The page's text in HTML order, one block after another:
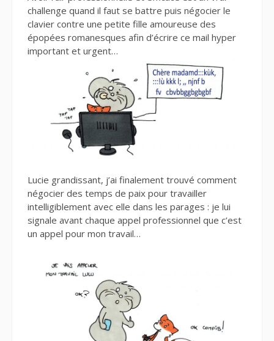
challenge quand il faut se battre puis négocier le
clavier contre une petite fille amoureuse des
épopées romanesques afin d’écrire ce mail hyper
important et urgent…
Lucie grandissant, j’ai finalement trouvé comment
négocier des temps de paix pour travailler
intelligiblement avec elle dans les parages : je lui
signale avant chaque appel professionnel que c’est
un appel pour mon travail…